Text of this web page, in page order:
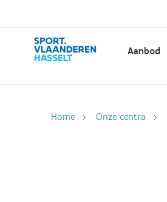
Aanbod
Home Onze centra